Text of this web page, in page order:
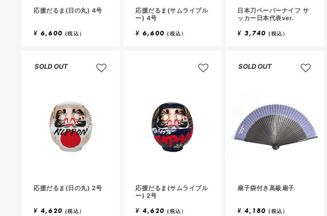
応援だるま(日の丸) 4号
¥ 6,600 (税込）
応援だるま(サムライブル
ー) 4号
¥ 6,600 (税込）
日本刀ペーパーナイフ サ
ッカー日本代表ver.
¥ 3,740 (税込）
SOLD OUT
応援だるま(日の丸) 2号
¥ 4,620 (税込）
応援だるま(サムライブル
ー) 2号
¥ 4,620 (税込）
SOLD OUT
扇子袋付き高級扇子
¥ 4,180 (税込）